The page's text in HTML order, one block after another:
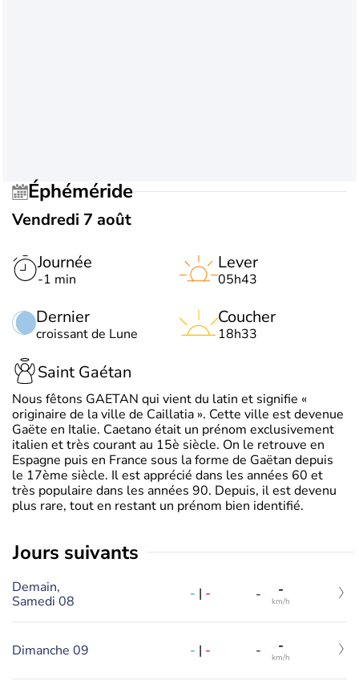
Éphéméride
Vendredi 7 août
Journée
-1 min
Dernier
croissant de Lune
Lever
05h43
Coucher
18h33
Saint Gaétan
Nous fêtons GAETAN qui vient du latin et signifie «
originaire de la ville de Caillatia ». Cette ville est devenue
Gaëte en Italie. Caetano était un prénom exclusivement
italien et très courant au 15è siècle. On le retrouve en
Espagne puis en France sous la forme de Gaëtan depuis
le 17ème siècle. Il est apprécié dans les années 60 et
très populaire dans les années 90. Depuis, il est devenu
plus rare, tout en restant un prénom bien identifié.
jours suivants
Demain,
Samedi 08
- | - - -
km/h
Dimanche 09 - | - - -
km/h